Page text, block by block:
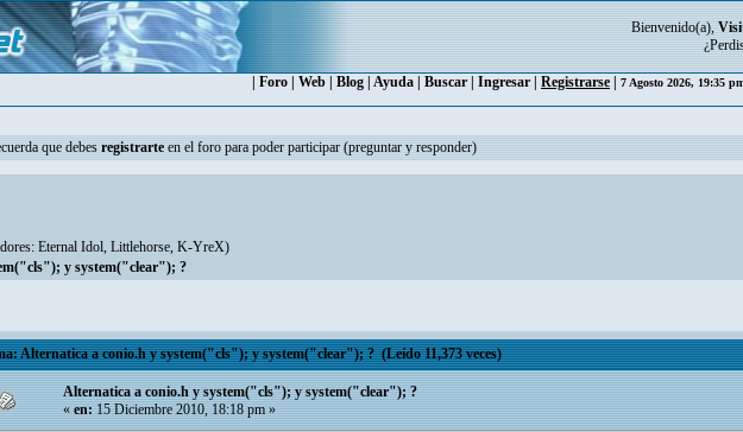
Bienvenido(a),
Foro Web Blog Ayuda Buscar Ingresar Registrarse 7 Agosto 2026, 19:35
que debes registrarte en el foro para poder participar (preguntar y responder)
Eternal Idol, Littlehorse, K-YreX)
y system("clear"); ?
Alternatica a conio.h y system("cls"); y system("clear"); ? (Leído 11,373 veces)
Alternatica a conio.h y system("cls"); y system("clear"); ?
«en:15 Diciembre 2010, 18:18 pm »